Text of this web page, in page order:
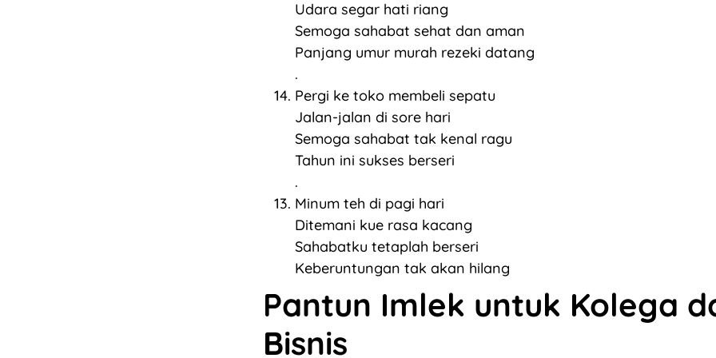
Udara segar hati riang
Semoga sahabat sehat dan aman
Panjang umur murah rezeki datang
.
Pergi ke toko membeli sepatu
Jalan-jalan di sore hari
Semoga sahabat tak kenal ragu
Tahun ini sukses berseri
.
Minum teh di pagi hari
Ditemani kue rasa kacang
Sahabatku tetaplah berseri
Keberuntungan tak akan hilang
Pantun Imlek untuk Kolega
Bisnis